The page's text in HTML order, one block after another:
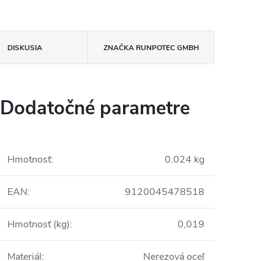
DISKUSIA ZNAČKARUNPOTEC GMBH
Dodatočné parametre
Hmotnosť: 0.024 kg
EAN: 9120045478518
Hmotnosť (kg): 0,019
Materiál: Nerezová oceľ